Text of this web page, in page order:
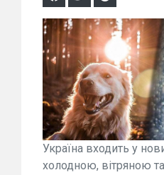
Україна входить у
холодною, вітряною